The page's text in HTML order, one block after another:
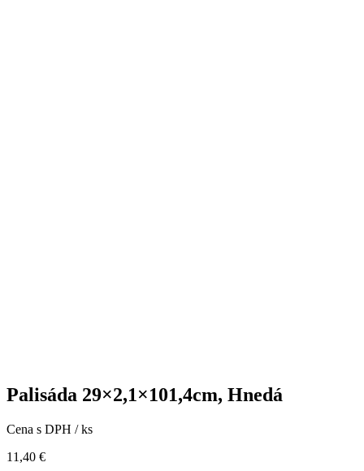
Palisáda 29×2,1×101,4cm, Hnedá
Cena s DPH / ks
11,40 €